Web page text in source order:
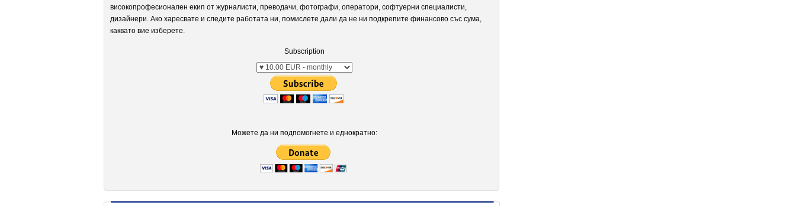
високопрофесионален екип от журналисти, преводачи, фотографи, оператори, софтуерни специалисти,
дизайнери. Ако харесвате и следите работата ни, помислете дали да не ни подкрепите финансово със сума,
каквато вие изберете.
Subscription
Можете да ни подпомогнете и еднократно: